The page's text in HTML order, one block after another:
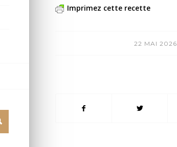
Imprimez cette recette
22 MAI 2026
/